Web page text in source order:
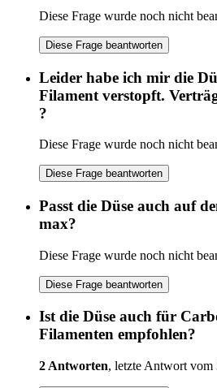
Diese Frage wurde noch nicht
Diese Frage beantworten
Leider habe ich mir die
Filament verstopft.
?
Diese Frage wurde noch nicht
Diese Frage beantworten
Passt die Düse auch auf
max?
Diese Frage wurde noch nicht
Diese Frage beantworten
Ist die Düse auch für
Filamenten empfohlen?
2 Antworten, letzte Antwort vom